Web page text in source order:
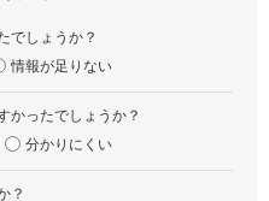
でしょうか？
情報が足りない
かったでしょうか？
分かりにくい
？